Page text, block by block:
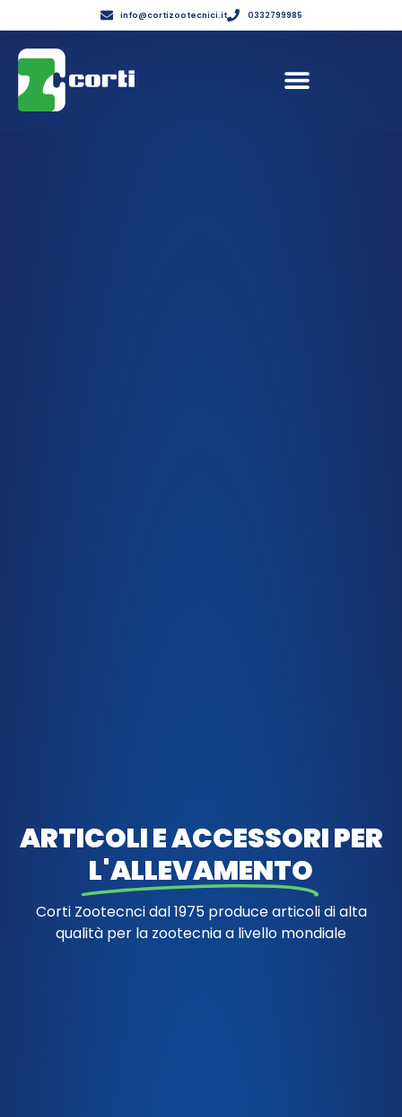
info@cortizootecnici.it 0332799985
ARTICOLI E ACCESSORI PER
L'ALLEVAMENTO
Corti Zootecnci dal 1975 produce articoli di alta
qualità per la zootecnia a livello mondiale